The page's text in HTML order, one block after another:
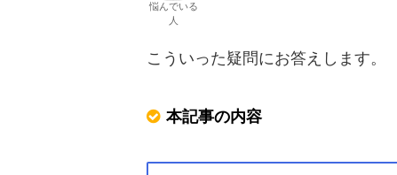
悩んでいる
人
こういった疑問にお答えします。
本記事の内容